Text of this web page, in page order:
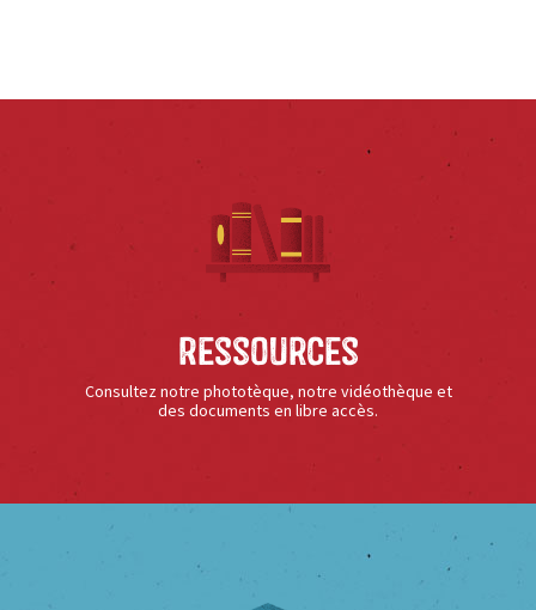
Ressources
Consultez notre phototèque, notre vidéothèque et
des documents en libre accès.